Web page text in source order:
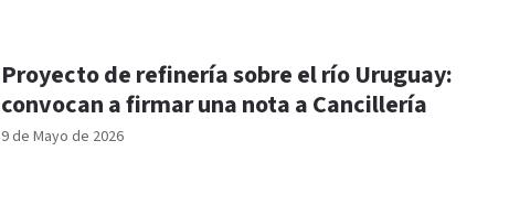
9 de Mayo de 2026
Proyecto de refinería sobre el río Uruguay:
convocan a firmar una nota a Cancillería